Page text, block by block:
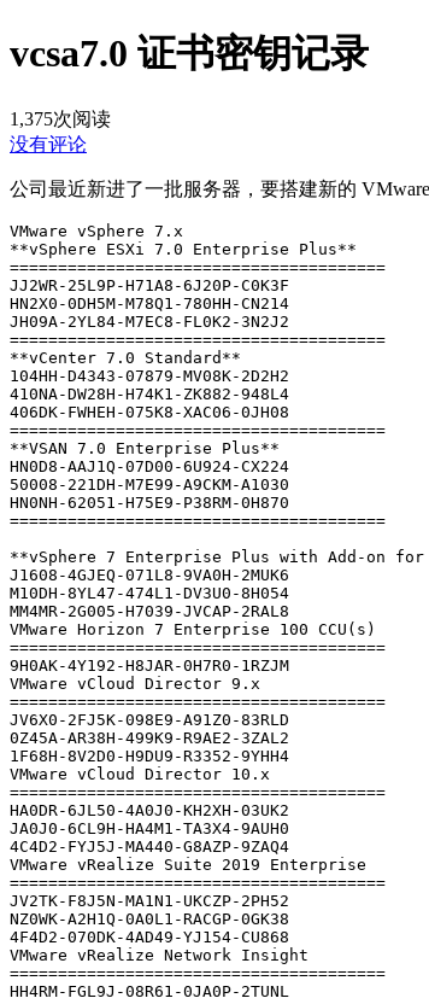
vcsa7.0 证书密钥记录
1,375次阅读
没有评论
公司最近新进了一批服务器，要搭建新的
VMware vSphere 7.x
**vSphere ESXi 7.0 Enterprise Plus**
=======================================
JJ2WR-25L9P-H71A8-6J20P-C0K3F
HN2X0-0DH5M-M78Q1-780HH-CN214
JH09A-2YL84-M7EC8-FL0K2-3N2J2
=======================================
**vCenter 7.0 Standard**
104HH-D4343-07879-MV08K-2D2H2
410NA-DW28H-H74K1-ZK882-948L4
406DK-FWHEH-075K8-XAC06-0JH08
=======================================
**VSAN 7.0 Enterprise Plus**
HN0D8-AAJ1Q-07D00-6U924-CX224
50008-221DH-M7E99-A9CKM-A1030
HN0NH-62051-H75E9-P38RM-0H870
=======================================
**vSphere 7 Enterprise Plus with Add-on for
J1608-4GJEQ-071L8-9VA0H-2MUK6
M10DH-8YL47-474L1-DV3U0-8H054
MM4MR-2G005-H7039-JVCAP-2RAL8
VMware Horizon 7 Enterprise 100 CCU(s)
=======================================
9H0AK-4Y192-H8JAR-0H7R0-1RZJM
VMware vCloud Director 9.x
=======================================
JV6X0-2FJ5K-098E9-A91Z0-83RLD
0Z45A-AR38H-499K9-R9AE2-3ZAL2
1F68H-8V2D0-H9DU9-R3352-9YHH4
VMware vCloud Director 10.x
=======================================
HA0DR-6JL50-4A0J0-KH2XH-03UK2
JA0J0-6CL9H-HA4M1-TA3X4-9AUH0
4C4D2-FYJ5J-MA440-G8AZP-9ZAQ4
VMware vRealize Suite 2019 Enterprise
=======================================
JV2TK-F8J5N-MA1N1-UKCZP-2PH52
NZ0WK-A2H1Q-0A0L1-RACGP-0GK38
4F4D2-070DK-4AD49-YJ154-CU868
VMware vRealize Network Insight
=======================================
HH4RM-FGL9J-08R61-0JA0P-2TUNL